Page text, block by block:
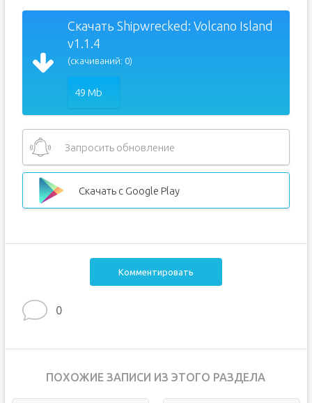
Скачать Shipwrecked: Volcano Island
v1.1.4
(скачиваний: 0)
49 Mb
Запросить обновление
Скачать с Google Play
Комментировать
0
ПОХОЖИЕ ЗАПИСИ ИЗ ЭТОГО РАЗДЕЛА